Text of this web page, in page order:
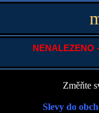
NENALEZENO
Změňte
Slevy do